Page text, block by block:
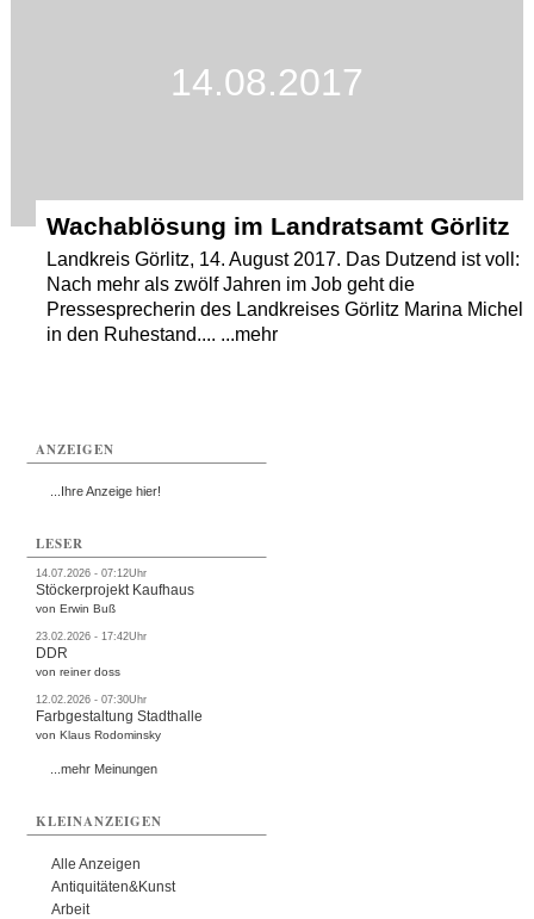
14.08.2017
Wachablösung im Landratsamt Görlitz
Landkreis Görlitz, 14. August 2017. Das Dutzend ist voll:
Nach mehr als zwölf Jahren im Job geht die
Pressesprecherin des Landkreises Görlitz Marina Michel
in den Ruhestand.... ...mehr
ANZEIGEN
...Ihre Anzeige hier!
LESER
14.07.2026 - 07:12Uhr
Stöckerprojekt Kaufhaus
von Erwin Buß
23.02.2026 - 17:42Uhr
DDR
von reiner doss
12.02.2026 - 07:30Uhr
Farbgestaltung Stadthalle
von Klaus Rodominsky
...mehr Meinungen
KLEINANZEIGEN
Alle Anzeigen
Antiquitäten&Kunst
Arbeit